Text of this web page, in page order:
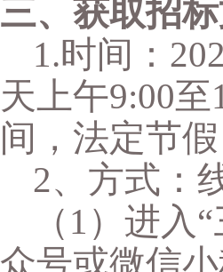
三、获取招
1.时间：202
天上午9:00至
间，法定节假
2、方式：
（ 1）进入
众号或微信